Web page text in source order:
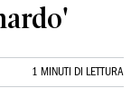
1 MINUTI DI LETTURA